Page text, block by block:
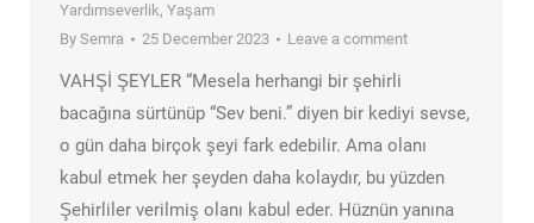
Yardımseverlik, Yaşam
By Semra 25 December 2023 Leave a comment
VAHŞİ ŞEYLER “Mesela herhangi bir şehirli
bacağına sürtünüp “Sev beni.” diyen bir kediyi sevse,
o gün daha birçok şeyi fark edebilir. Ama olanı
kabul etmek her şeyden daha kolaydır, bu yüzden
Şehirliler verilmiş olanı kabul eder. Hüznün yanına